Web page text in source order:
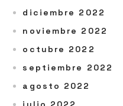
diciembre 2022
noviembre 2022
octubre 2022
septiembre 2022
agosto 2022